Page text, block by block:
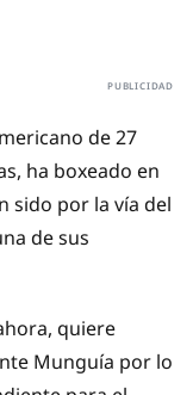
de 27
ha boxeado en
sido por la vía del
de sus
quiere
Munguía por lo